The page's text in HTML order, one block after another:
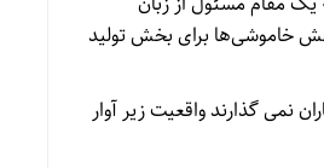
خاموشی‌ها برای بخش تولید
نمی گذارند واقعیت زیر آوار